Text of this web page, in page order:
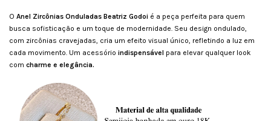
O Anel Zircônias Onduladas Beatriz Godoi é a peça perfeita para quem
busca sofisticação e um toque de modernidade. Seu design ondulado,
com zircônias cravejadas, cria um efeito visual único, refletindo a luz em
cada movimento. Um acessório indispensável para elevar qualquer look
com charme e elegância.